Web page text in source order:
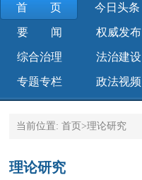
首页 今日头条
要 闻 权威发布
综合治理 法治建设
专题专栏 政法视频
当前位置:首页>理论研究
理论研究